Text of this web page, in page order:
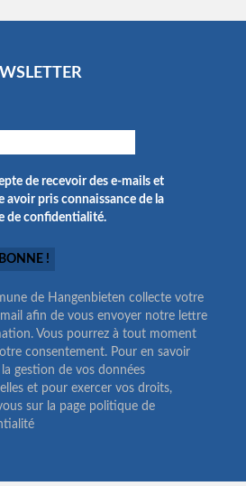
de recevoir des e-mails et
avoir pris connaissance de la
de confidentialité.
de Hangenbieten collecte votre
afin de vous envoyer notre lettre
Vous pourrez à tout moment
consentement. Pour en savoir
gestion de vos données
et pour exercer vos droits,
sur la page politique de